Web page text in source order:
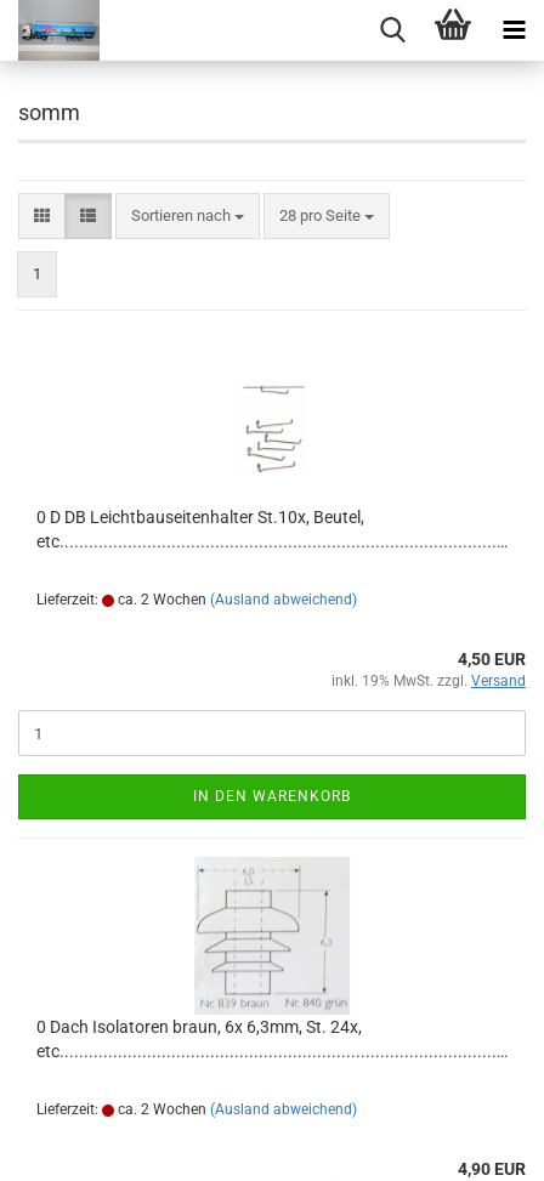
somm
Sortieren nach
Sortieren nach 28 pro Seite
pro Seite
1
0 D DB Leichtbauseitenhalter St.10x, Beutel,
etc....................................................................................................
Lieferzeit: ca. 2 Wochen (Ausland abweichend)
4,50 EUR
inkl. 19% MwSt. zzgl. Versand
IN DEN WARENKORB
0 Dach Isolatoren braun, 6x 6,3mm, St. 24x,
etc.....................................................................................................
Lieferzeit: ca. 2 Wochen (Ausland abweichend)
4,90 EUR